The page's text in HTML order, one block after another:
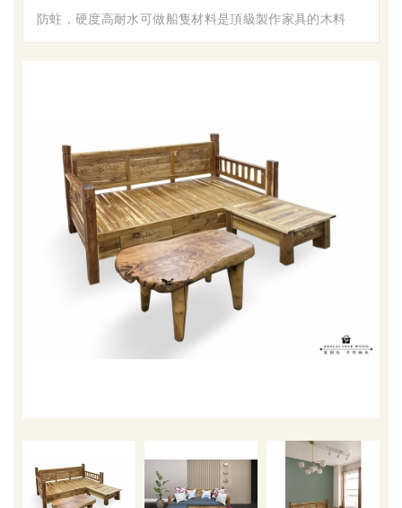
防蛀，硬度高耐水可做船隻材料是頂級製作家具的木料